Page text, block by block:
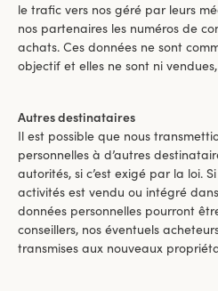
le trafic vers nos géré par leurs
nos partenaires les numéros de
achats. Ces données ne sont
objectif et elles ne sont ni
Autres destinataires
Il est possible que nous
personnelles à d’autres
autorités, si c’est exigé par la loi.
activités est vendu ou intégré
données personnelles pourront
conseillers, nos éventuels
transmises aux nouveaux